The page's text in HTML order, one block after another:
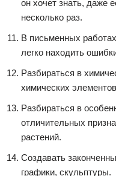
он хочет знать, даже
несколько раз.
В письменных
легко находить
Разбираться в
химических
Разбираться в
отличительных
растений.
Создавать
графики, скульптуры.